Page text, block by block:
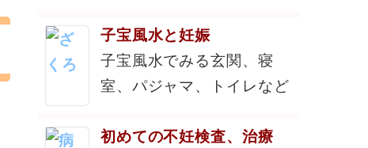
子宝風水と妊娠
子宝風水でみる玄関、寝
室、パジャマ、トイレなど
初めての不妊検査、治療